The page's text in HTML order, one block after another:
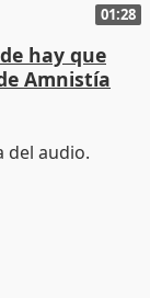
01:28
hay que
Amnistía